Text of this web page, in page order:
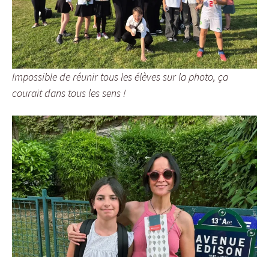
Impossible de réunir tous les élèves sur la photo, ça
courait dans tous les sens !